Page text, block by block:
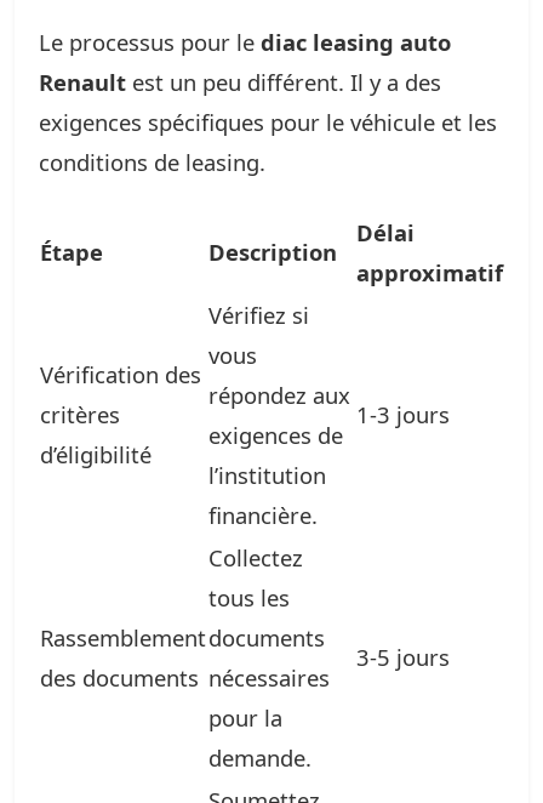
Le processus pour le diac leasing auto
Renault est un peu différent. Il y a des
exigences spécifiques pour le véhicule et les
conditions de leasing.
Étape Description
Délai
approximatif
Vérification des
critères
d’éligibilité
Vérifiez si
vous
répondez aux
exigences de
l’institution
financière.
1-3 jours
Rassemblement
des documents
Collectez
tous les
documents
nécessaires
pour la
demande.
3-5 jours